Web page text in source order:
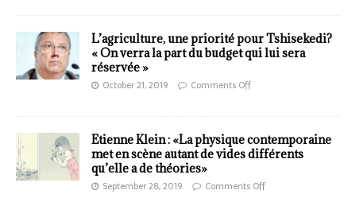
L’agriculture, une priorité pour Tshisekedi?
« On verra la part du budget qui lui sera
réservée »
October 21, 2019 Comments Off
Etienne Klein : «La physique contemporaine
met en scène autant de vides différents
qu’elle a de théories»
September 28, 2019 Comments Off